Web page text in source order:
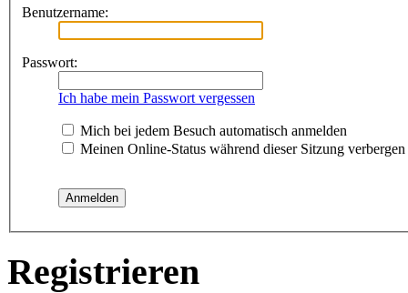
Benutzername:
Passwort:
Ich habe mein Passwort vergessen
Mich bei jedem Besuch automatisch anmelden
Meinen Online-Status während dieser Sitzung verbergen
Registrieren